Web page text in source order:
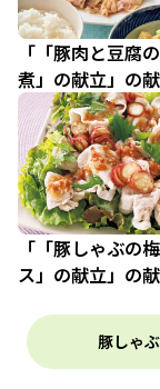
「「豚肉と豆腐
煮」の献立」の
「「豚しゃぶの
ス」の献立」の
豚しゃ